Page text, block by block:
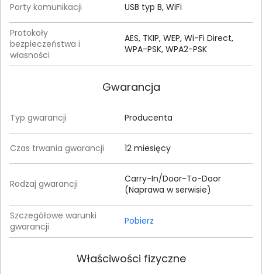
Porty komunikacji USB typ B, WiFi
Protokoły
bezpieczeństwa i
własności
AES, TKIP, WEP, Wi-Fi Direct,
WPA-PSK, WPA2-PSK
Gwarancja
Typ gwarancji Producenta
Czas trwania gwarancji 12 miesięcy
Rodzaj gwarancji
Carry-In/Door-To-Door
(Naprawa w serwisie)
Szczegółowe warunki
gwarancji
Pobierz
Właściwości fizyczne